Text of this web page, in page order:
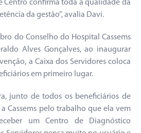
Centro confirma toda a qualidade da
da gestão”, avalia Davi.
do Conselho do Hospital Cassems
Alves Gonçalves, ao inaugurar
a Caixa dos Servidores coloca
em primeiro lugar.
junto de todos os beneficiários de
Cassems pelo trabalho que ela vem
um Centro de Diagnóstico